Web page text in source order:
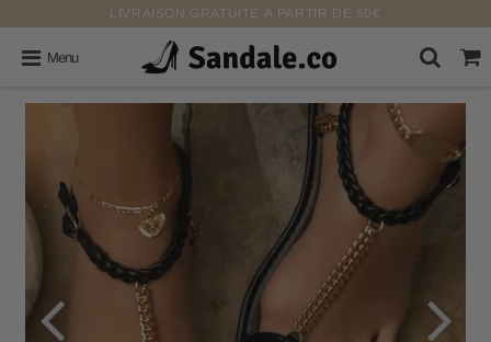
LIVRAISON GRATUITE À PARTIR DE 50€
Menu